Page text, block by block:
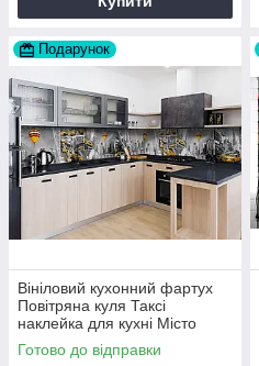
Подарунок
Вініловий кухонний фартух
Повітряна куля Таксі
наклейка для кухні Місто
Абстракція Сірий Happy
Pocket Z181475
Готово до відправки